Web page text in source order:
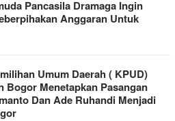
Pancasila Dramaga Ingin
Anggaran Untuk
Umum Daerah ( KPUD)
Bogor Menetapkan Pasangan
Dan Ade Ruhandi Menjadi